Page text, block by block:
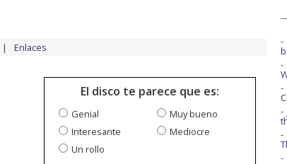
Enlaces
El disco te parece que es:
Genial
Muy bueno
Interesante
Mediocre
Un rollo